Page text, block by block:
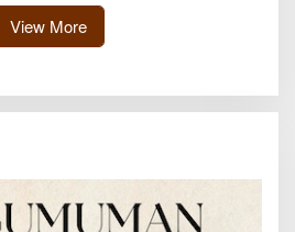
View More